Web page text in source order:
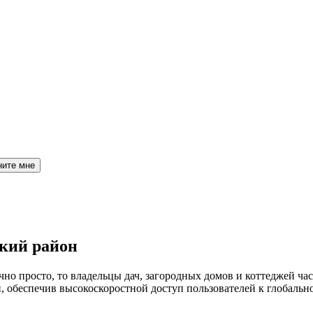
мне
район
просто, то владельцы дач, загородных домов и коттеджей
высокоскоростной доступ пользователей к